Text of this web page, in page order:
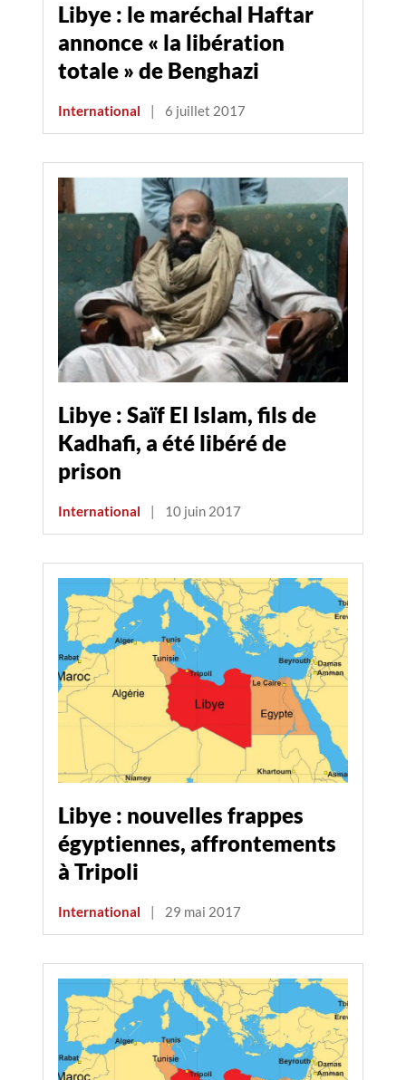
Libye : le maréchal Haftar
annonce « la libération
totale » de Benghazi
International | 6 juillet 2017
Libye : Saïf El Islam, fils de
Kadhafi, a été libéré de
prison
International | 10 juin 2017
Libye : nouvelles frappes
égyptiennes, affrontements
à Tripoli
International | 29 mai 2017